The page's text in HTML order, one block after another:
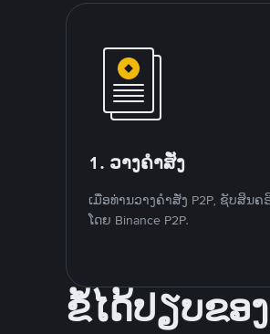
1. ວາງຄໍາສັ່ງ
ເມື່ອທ່ານວາງຄໍາສັ່ງ P2P, ຊັບສິນ
ໂດຍ Binance P2P.
ຂໍ້ໄດ້ປຽບຂອ